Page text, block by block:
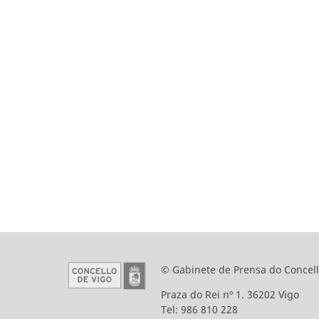
© Gabinete de Prensa do
Praza do Rei nº 1. 36202 Vigo
Tel: 986 810 228